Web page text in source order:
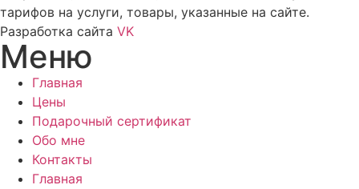
тарифов на услуги, товары, указанные на сайте.
Разработка сайта VK
Меню
Главная
Цены
Подарочный сертификат
Обо мне
Контакты
Главная